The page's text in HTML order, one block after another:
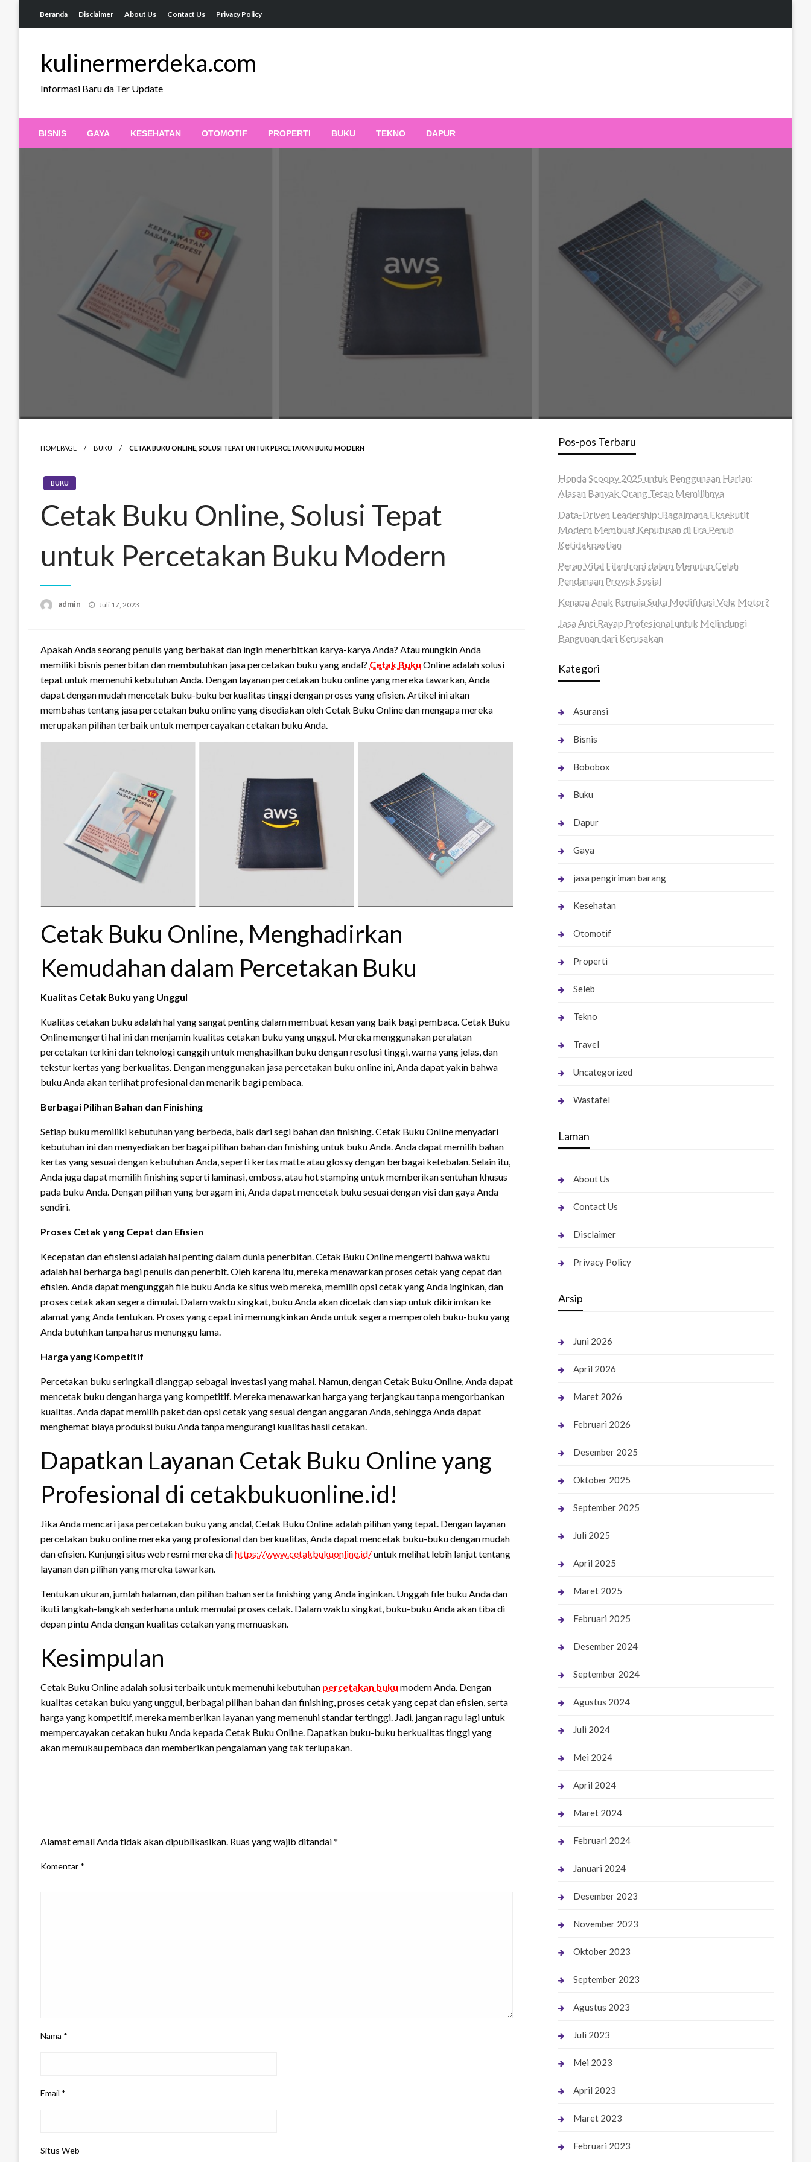
Beranda Disclaimer About Us Contact Us Privacy Policy
kulinermerdeka.com
Informasi Baru da Ter Update
BISNIS GAYA KESEHATAN OTOMOTIF PROPERTI BUKU TEKNO DAPUR
HOMEPAGE BUKU CETAK BUKU ONLINE, SOLUSI TEPAT UNTUK PERCETAKAN BUKU MODERN
BUKU
Cetak Buku Online, Solusi Tepat
untuk Percetakan Buku Modern
admin
Posted
Juli 17, 2023
Apakah Anda seorang penulis yang berbakat dan ingin menerbitkan karya-karya Anda? Atau mungkin Anda
memiliki bisnis penerbitan dan membutuhkan jasa percetakan buku yang andal? Cetak Buku Online adalah solusi
tepat untuk memenuhi kebutuhan Anda. Dengan layanan percetakan buku online yang mereka tawarkan, Anda
dapat dengan mudah mencetak buku-buku berkualitas tinggi dengan proses yang efisien. Artikel ini akan
membahas tentang jasa percetakan buku online yang disediakan oleh Cetak Buku Online dan mengapa mereka
merupakan pilihan terbaik untuk mempercayakan cetakan buku Anda.
Cetak Buku Online, Menghadirkan
Kemudahan dalam Percetakan Buku
Kualitas Cetak Buku yang Unggul
Kualitas cetakan buku adalah hal yang sangat penting dalam membuat kesan yang baik bagi pembaca. Cetak Buku
Online mengerti hal ini dan menjamin kualitas cetakan buku yang unggul. Mereka menggunakan peralatan
percetakan terkini dan teknologi canggih untuk menghasilkan buku dengan resolusi tinggi, warna yang jelas, dan
tekstur kertas yang berkualitas. Dengan menggunakan jasa percetakan buku online ini, Anda dapat yakin bahwa
buku Anda akan terlihat profesional dan menarik bagi pembaca.
Berbagai Pilihan Bahan dan Finishing
Setiap buku memiliki kebutuhan yang berbeda, baik dari segi bahan dan finishing. Cetak Buku Online menyadari
kebutuhan ini dan menyediakan berbagai pilihan bahan dan finishing untuk buku Anda. Anda dapat memilih bahan
kertas yang sesuai dengan kebutuhan Anda, seperti kertas matte atau glossy dengan berbagai ketebalan. Selain itu,
Anda juga dapat memilih finishing seperti laminasi, emboss, atau hot stamping untuk memberikan sentuhan khusus
pada buku Anda. Dengan pilihan yang beragam ini, Anda dapat mencetak buku sesuai dengan visi dan gaya Anda
sendiri.
Proses Cetak yang Cepat dan Efisien
Kecepatan dan efisiensi adalah hal penting dalam dunia penerbitan. Cetak Buku Online mengerti bahwa waktu
adalah hal berharga bagi penulis dan penerbit. Oleh karena itu, mereka menawarkan proses cetak yang cepat dan
efisien. Anda dapat mengunggah file buku Anda ke situs web mereka, memilih opsi cetak yang Anda inginkan, dan
proses cetak akan segera dimulai. Dalam waktu singkat, buku Anda akan dicetak dan siap untuk dikirimkan ke
alamat yang Anda tentukan. Proses yang cepat ini memungkinkan Anda untuk segera memperoleh buku-buku yang
Anda butuhkan tanpa harus menunggu lama.
Harga yang Kompetitif
Percetakan buku seringkali dianggap sebagai investasi yang mahal. Namun, dengan Cetak Buku Online, Anda dapat
mencetak buku dengan harga yang kompetitif. Mereka menawarkan harga yang terjangkau tanpa mengorbankan
kualitas. Anda dapat memilih paket dan opsi cetak yang sesuai dengan anggaran Anda, sehingga Anda dapat
menghemat biaya produksi buku Anda tanpa mengurangi kualitas hasil cetakan.
Dapatkan Layanan Cetak Buku Online yang
Profesional di cetakbukuonline.id!
Jika Anda mencari jasa percetakan buku yang andal, Cetak Buku Online adalah pilihan yang tepat. Dengan layanan
percetakan buku online mereka yang profesional dan berkualitas, Anda dapat mencetak buku-buku dengan mudah
dan efisien. Kunjungi situs web resmi mereka dihttps://www.cetakbukuonline.id/untuk melihat lebih lanjut tentang
layanan dan pilihan yang mereka tawarkan.
Tentukan ukuran, jumlah halaman, dan pilihan bahan serta finishing yang Anda inginkan. Unggah file buku Anda dan
ikuti langkah-langkah sederhana untuk memulai proses cetak. Dalam waktu singkat, buku-buku Anda akan tiba di
depan pintu Anda dengan kualitas cetakan yang memuaskan.
Kesimpulan
Cetak Buku Online adalah solusi terbaik untuk memenuhi kebutuhan percetakan buku modern Anda. Dengan
kualitas cetakan buku yang unggul, berbagai pilihan bahan dan finishing, proses cetak yang cepat dan efisien, serta
harga yang kompetitif, mereka memberikan layanan yang memenuhi standar tertinggi. Jadi, jangan ragu lagi untuk
mempercayakan cetakan buku Anda kepada Cetak Buku Online. Dapatkan buku-buku berkualitas tinggi yang
akan memukau pembaca dan memberikan pengalaman yang tak terlupakan.
Alamat email Anda tidak akan dipublikasikan. Ruas yang wajib ditandai*
Komentar *
Nama *
Email *
Situs Web
Pos-pos Terbaru
Honda Scoopy 2025 untuk Penggunaan Harian:
Alasan Banyak Orang Tetap Memilihnya
Data-Driven Leadership: Bagaimana Eksekutif
Modern Membuat Keputusan di Era Penuh
Ketidakpastian
Peran Vital Filantropi dalam Menutup Celah
Pendanaan Proyek Sosial
Kenapa Anak Remaja Suka Modifikasi Velg Motor?
Jasa Anti Rayap Profesional untuk Melindungi
Bangunan dari Kerusakan
Kategori
Asuransi
Bisnis
Bobobox
Buku
Dapur
Gaya
jasa pengiriman barang
Kesehatan
Otomotif
Properti
Seleb
Tekno
Travel
Uncategorized
Wastafel
Laman
About Us
Contact Us
Disclaimer
Privacy Policy
Arsip
Juni 2026
April 2026
Maret 2026
Februari 2026
Desember 2025
Oktober 2025
September 2025
Juli 2025
April 2025
Maret 2025
Februari 2025
Desember 2024
September 2024
Agustus 2024
Juli 2024
Mei 2024
April 2024
Maret 2024
Februari 2024
Januari 2024
Desember 2023
November 2023
Oktober 2023
September 2023
Agustus 2023
Juli 2023
Mei 2023
April 2023
Maret 2023
Februari 2023